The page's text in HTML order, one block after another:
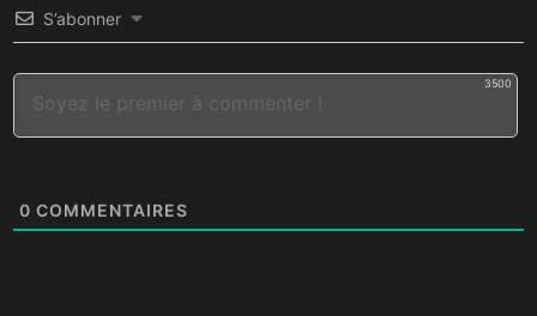
S’abonner
3500
0 COMMENTAIRES